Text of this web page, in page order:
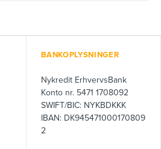
BANKOPLYSNINGER
Nykredit ErhvervsBank
Konto nr. 5471 1708092
SWIFT/BIC: NYKBDKKK
IBAN: DK945471000170809
2